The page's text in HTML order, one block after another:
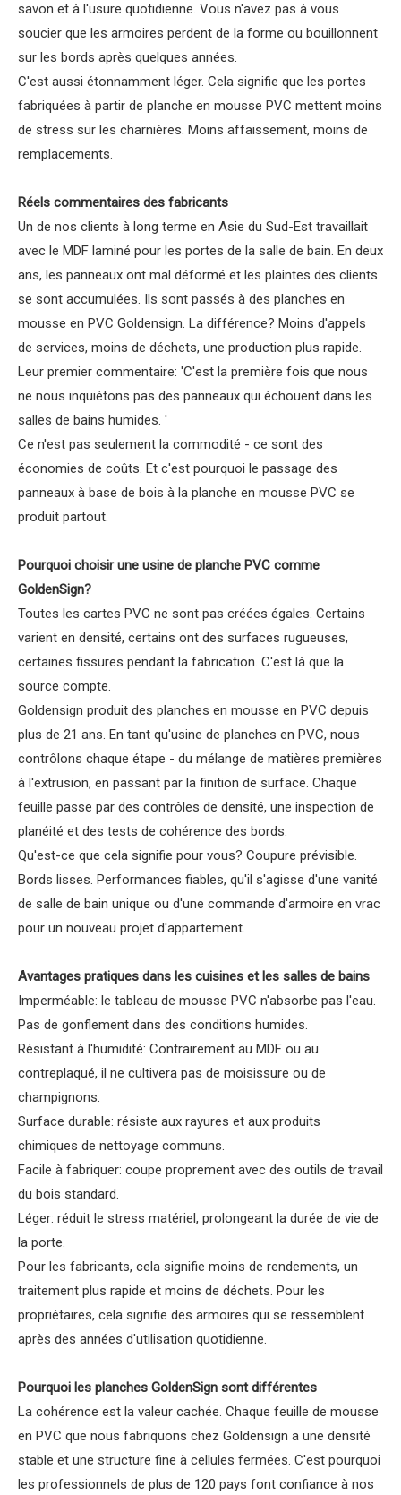
savon et à l'usure quotidienne. Vous n'avez pas à vous
soucier que les armoires perdent de la forme ou bouillonnent
sur les bords après quelques années.
C'est aussi étonnamment léger. Cela signifie que les portes
fabriquées à partir de planche en mousse PVC mettent moins
de stress sur les charnières. Moins affaissement, moins de
remplacements.
Réels commentaires des fabricants
Un de nos clients à long terme en Asie du Sud-Est travaillait
avec le MDF laminé pour les portes de la salle de bain. En deux
ans, les panneaux ont mal déformé et les plaintes des clients
se sont accumulées. Ils sont passés à des planches en
mousse en PVC Goldensign. La différence? Moins d'appels
de services, moins de déchets, une production plus rapide.
Leur premier commentaire: 'C'est la première fois que nous
ne nous inquiétons pas des panneaux qui échouent dans les
salles de bains humides. '
Ce n'est pas seulement la commodité - ce sont des
économies de coûts. Et c'est pourquoi le passage des
panneaux à base de bois à la planche en mousse PVC se
produit partout.
Pourquoi choisir une usine de planche PVC comme
GoldenSign?
Toutes les cartes PVC ne sont pas créées égales. Certains
varient en densité, certains ont des surfaces rugueuses,
certaines fissures pendant la fabrication. C'est là que la
source compte.
Goldensign produit des planches en mousse en PVC depuis
plus de 21 ans. En tant qu'usine de planches en PVC, nous
contrôlons chaque étape - du mélange de matières premières
à l'extrusion, en passant par la finition de surface. Chaque
feuille passe par des contrôles de densité, une inspection de
planéité et des tests de cohérence des bords.
Qu'est-ce que cela signifie pour vous? Coupure prévisible.
Bords lisses. Performances fiables, qu'il s'agisse d'une vanité
de salle de bain unique ou d'une commande d'armoire en vrac
pour un nouveau projet d'appartement.
Avantages pratiques dans les cuisines et les salles de bains
Imperméable: le tableau de mousse PVC n'absorbe pas l'eau.
Pas de gonflement dans des conditions humides.
Résistant à l'humidité: Contrairement au MDF ou au
contreplaqué, il ne cultivera pas de moisissure ou de
champignons.
Surface durable: résiste aux rayures et aux produits
chimiques de nettoyage communs.
Facile à fabriquer: coupe proprement avec des outils de travail
du bois standard.
Léger: réduit le stress matériel, prolongeant la durée de vie de
la porte.
Pour les fabricants, cela signifie moins de rendements, un
traitement plus rapide et moins de déchets. Pour les
propriétaires, cela signifie des armoires qui se ressemblent
après des années d'utilisation quotidienne.
Pourquoi les planches GoldenSign sont différentes
La cohérence est la valeur cachée. Chaque feuille de mousse
en PVC que nous fabriquons chez Goldensign a une densité
stable et une structure fine à cellules fermées. C'est pourquoi
les professionnels de plus de 120 pays font confiance à nos